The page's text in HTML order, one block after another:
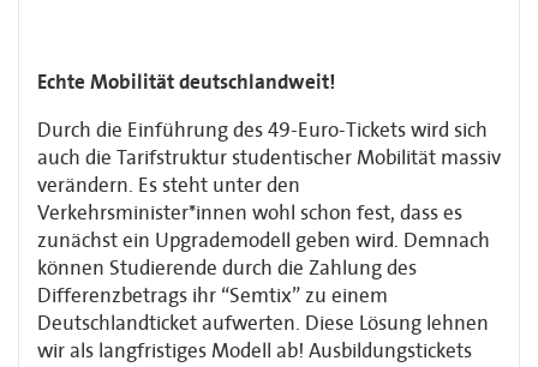
Echte Mobilität deutschlandweit!
Durch die Einführung des 49-Euro-Tickets wird sich
auch die Tarifstruktur studentischer Mobilität massiv
verändern. Es steht unter den
Verkehrsminister*innen wohl schon fest, dass es
zunächst ein Upgrademodell geben wird. Demnach
können Studierende durch die Zahlung des
Differenzbetrags ihr “Semtix” zu einem
Deutschlandticket aufwerten. Diese Lösung lehnen
wir als langfristiges Modell ab! Ausbildungstickets